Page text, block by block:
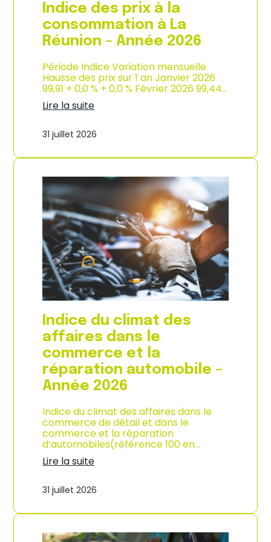
2
0
2
6
Indice des prix à la
consommation à La
Réunion – Année 2026
Période Indice Variation mensuelle
Hausse des prix sur 1 an Janvier 2026
99,91 + 0,0 % + 0,0 % Février 2026 99,44…
Lire la suite
n
i
e
e
s
p
r
i
x
à
l
a
c
o
n
s
o
m
m
a
t
o
n
à
L
R
u
n
o
n
31 juillet 2026
Indice du climat des
affaires dans le
commerce et la
réparation automobile –
Année 2026
Indice du climat des affaires dans le
commerce de détail et dans le
commerce et la réparation
d’automobiles(référence 100 en…
Lire la suite
n
i
e
31 juillet 2026